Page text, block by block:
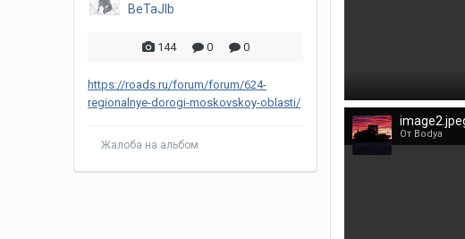
BeTaJIb
144 0 0
https://roads.ru/forum/forum/624-
regionalnye-dorogi-moskovskoy-oblasti/
Жалоба на альбом
От Bodya